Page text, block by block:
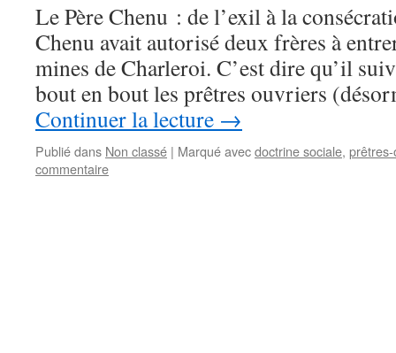
Le Père Chenu : de l’exil à la
Chenu avait autorisé deux frères à
mines de Charleroi. C’est dire qu’il
bout en bout les prêtres ouvriers
Continuer la lecture →
Publié dans Non classé | Marqué avecdoctrine sociale,
commentaire